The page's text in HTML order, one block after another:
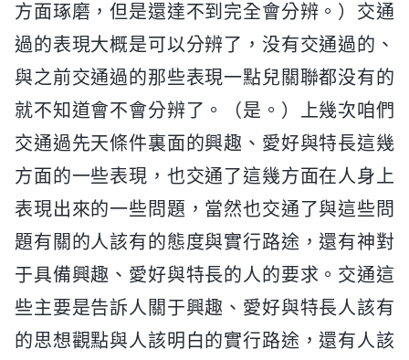
方面琢磨，但是還達不到完全會分辨。）交通
過的表現大概是可以分辨了，没有交通過的、
與之前交通過的那些表現一點兒關聯都没有的
就不知道會不會分辨了。（是。）上幾次咱們
交通過先天條件裏面的興趣、愛好與特長這幾
方面的一些表現，也交通了這幾方面在人身上
表現出來的一些問題，當然也交通了與這些問
題有關的人該有的態度與實行路途，還有神對
于具備興趣、愛好與特長的人的要求。交通這
些主要是告訴人關于興趣、愛好與特長人該有
的思想觀點與人該明白的實行路途，還有人該